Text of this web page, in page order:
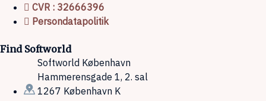
CVR : 32666396
Persondatapolitik
Find Softworld
Softworld København
Hammerensgade 1, 2. sal
1267 København K